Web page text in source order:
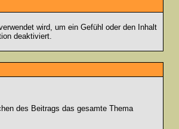
wird, um ein Gefühl oder den Inhalt
deaktiviert.
des Beitrags das gesamte Thema